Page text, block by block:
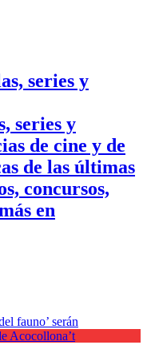
series y
de cine y de
de las últimas
concursos,
en